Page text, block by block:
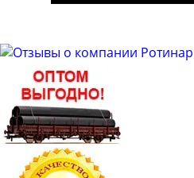
Труба бесшовная 63.5
Труба бесшовная 65
Труба бесшовная 68
Труба бесшовная 70